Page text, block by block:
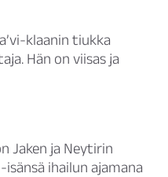
klaanin tiukka
Hän on viisas ja
Jaken ja Neytirin
ihailun ajamana